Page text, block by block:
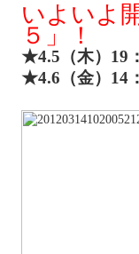
いよいよ
５」！
★4.5（木）19
★4.6（金）14